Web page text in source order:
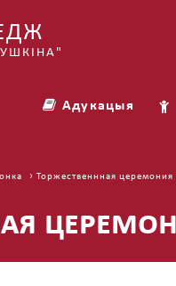
Адукацыя
› Торжественнная